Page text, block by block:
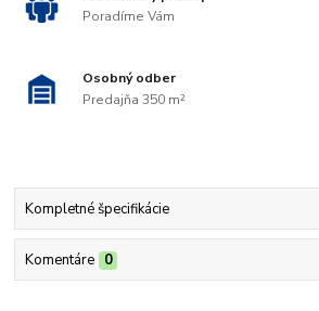
Poradíme Vám
Osobný odber
Predajňa 350 m²
Kompletné špecifikácie
Komentáre 0